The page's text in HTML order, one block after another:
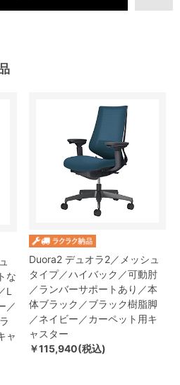
な
L
／
ャ
Duora2 デュオラ2／メッシュ
タイプ／ハイバック／可動肘
／ランバーサポートあり／本
体ブラック／ブラック樹脂脚
／ネイビー／カーペット用キ
ャスター
￥115,940(税込)